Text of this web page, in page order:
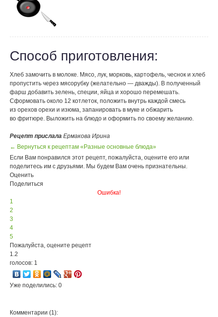
Способ приготовления:
Хлеб замочить в молоке. Мясо, лук, морковь, картофель, чеснок и хлеб
пропустить через мясорубку (желательно — дважды). В полученный
фарш добавить зелень, специи, яйца и хорошо перемешать.
Сформовать около 12 котлеток, положить внутрь каждой смесь
из орехов орехи и изюма, запанировать в муке и обжарить
во фритюре. Выложить на блюдо и оформить по своему желанию.
Рецепт прислала Ермакова Ирина
← Вернуться к рецептам «Разные основные блюда»
Если Вам понравился этот рецепт, пожалуйста, оцените его или
поделитесь им с друзьями. Мы будем Вам очень признательны.
Оценить
Поделиться
Ошибка!
1
2
3
4
5
Пожалуйста, оцените рецепт
1.2
голосов: 1
Уже поделились: 0
Комментарии (1):